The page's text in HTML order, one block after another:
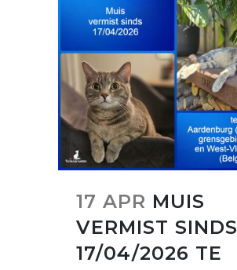
17 APR MUIS
VERMIST SINDS
17/04/2026 TE